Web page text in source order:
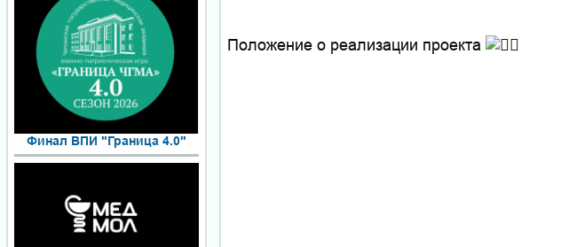
Финал ВПИ "Граница 4.0"
Положение о реализации проекта